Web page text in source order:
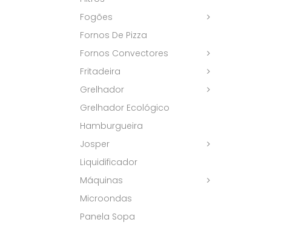
Fogões
Fornos De Pizza
Fornos Convectores
Fritadeira
Grelhador
Grelhador Ecológico
Hamburgueira
Josper
Liquidificador
Máquinas
Microondas
Panela Sopa